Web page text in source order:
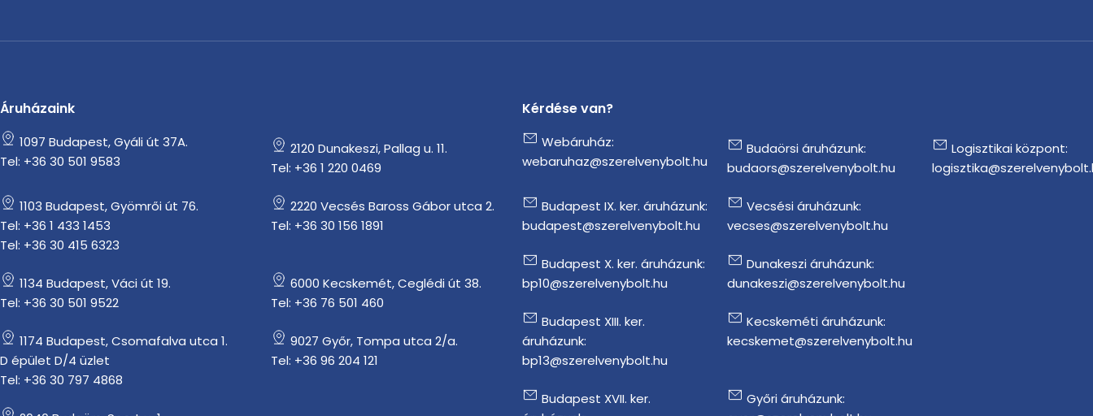
Áruházaink
1097 Budapest, Gyáli út 37A.
Tel: +36 30 501 9583
1103 Budapest, Gyömrői út 76.
Tel: +36 1 433 1453
Tel: +36 30 415 6323
1134 Budapest, Váci út 19.
Tel: +36 30 501 9522
1174 Budapest, Csomafalva utca 1.
D épület D/4 üzlet
Tel: +36 30 797 4868
2120 Dunakeszi, Pallag u. 11.
Tel: +36 1 220 0469
2220 Vecsés Baross Gábor utca 2.
Tel: +36 30 156 1891
6000 Kecskemét, Ceglédi út 38.
Tel: +36 76 501 460
9027 Győr, Tompa utca 2/a.
Tel: +36 96 204 121
Kérdése van?
Webáruház:
webaruhaz@szerelvenybolt.hu
Budapest IX. ker. áruházunk:
budapest@szerelvenybolt.hu
Budapest X. ker. áruházunk:
bp10@szerelvenybolt.hu
Budapest XIII. ker.
áruházunk:
bp13@szerelvenybolt.hu
Budapest XVII. ker.
Budaörsi áruházunk:
budaors@szerelvenybolt.hu
Vecsési áruházunk:
vecses@szerelvenybolt.hu
Dunakeszi áruházunk:
dunakeszi@szerelvenybolt.hu
Kecskeméti áruházunk:
kecskemet@szerelvenybolt.hu
Győri áruházunk:
Logisztikai központ: